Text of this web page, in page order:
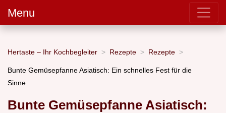
Menu
Hertaste – Ihr Kochbegleiter Rezepte Rezepte
Bunte Gemüsepfanne Asiatisch: Ein schnelles Fest für die
Sinne
Bunte Gemüsepfanne Asiatisch: